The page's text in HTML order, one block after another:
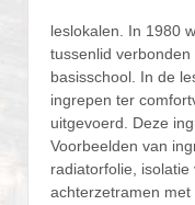
leslokalen. In 1980
tussenlid
basisschool. In de
ingrepen ter
uitgevoerd. Deze
Voorbeelden van
radiatorfolie,
achterzetramen